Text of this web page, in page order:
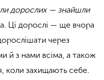
дорослих — знайшли
Ці дорослі — ще вчора
через
й з нами всіма, а також
коли захищають себе.